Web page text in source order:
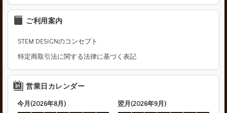
ご利用案内
STEM DESIGNのコンセプト
特定商取引法に関する法律に基づく表記
営業日カレンダー
今月(2026年8月)
翌月(2026年9月)